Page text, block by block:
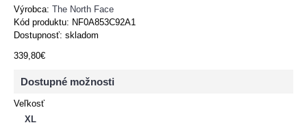
Výrobca: The North Face
Kód produktu: NF0A853C92A1
Dostupnosť: skladom
339,80€
Dostupné možnosti
Veľkosť
XL